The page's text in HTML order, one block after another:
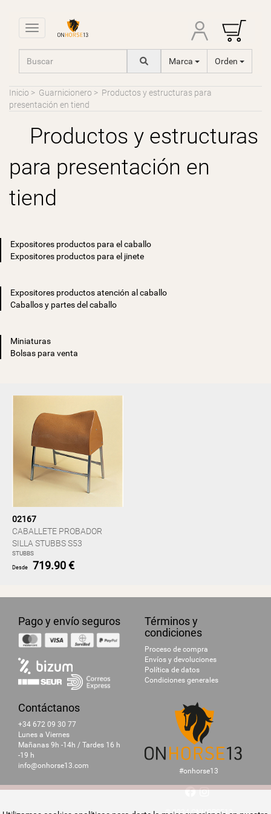
Toggle navigation
Marca Orden
Inicio > Guarnicionero > Productos y estructuras para
presentación en tiend
Productos y estructuras
para presentación en
tiend
Expositores productos para el caballo
Expositores productos para el jinete
Expositores productos atención al caballo
Caballos y partes del caballo
Miniaturas
Bolsas para venta
02167
CABALLETE PROBADOR
SILLA STUBBS S53
STUBBS
Desde 719.90 €
Pago y envío seguros
Términos y
condiciones
Proceso de compra
Envíos y devoluciones
Política de datos
Condiciones generales
Contáctanos
+34 672 09 30 77
Lunes a Viernes
Mañanas 9h -14h / Tardes 16 h
-19 h
info@onhorse13.com
#onhorse13